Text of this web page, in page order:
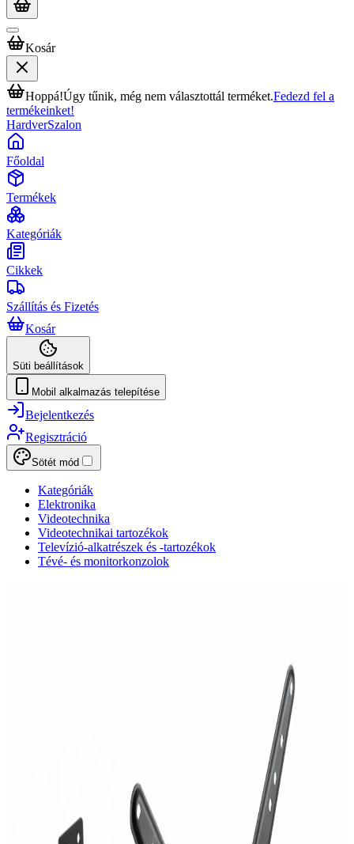
Kosár
Hoppá!Úgy tűnik, még nem választottál terméket.Fedezd fel a
termékeinket!
HardverSzalon
Főoldal
Termékek
Kategóriák
Cikkek
Szállítás és Fizetés
Kosár
Süti beállítások
Mobil alkalmazás telepítése
Bejelentkezés
Regisztráció
Sötét mód
Kategóriák
Elektronika
Videotechnika
Videotechnikai tartozékok
Televízió-alkatrészek és -tartozékok
Tévé- és monitorkonzolok